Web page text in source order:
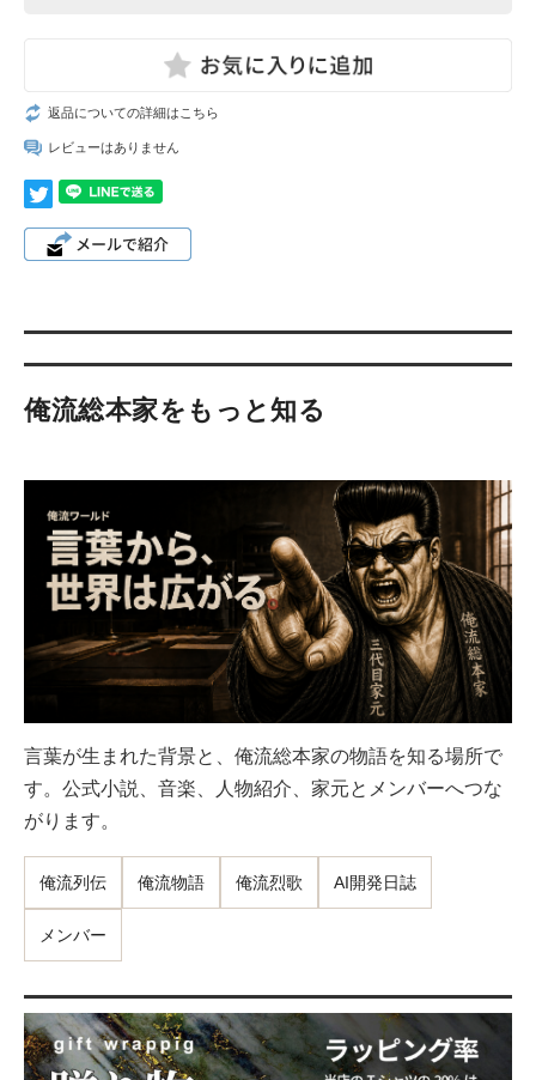
返品についての詳細はこちら
レビューはありません
俺流総本家をもっと知る
言葉が生まれた背景と、俺流総本家の物語を知る場所で
す。公式小説、音楽、人物紹介、家元とメンバーへつな
がります。
俺流列伝 俺流物語 俺流烈歌 AI開発日誌
メンバー